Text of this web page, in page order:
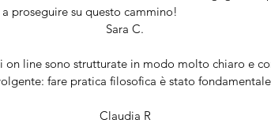
proseguire su questo cammino!
Sara C.
line sono strutturate in modo molto chiaro e
fare pratica filosofica è stato
Claudia R